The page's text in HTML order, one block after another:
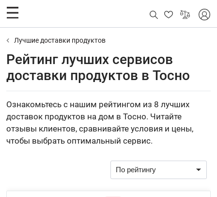
Лучшие доставки продуктов
Рейтинг лучших сервисов
доставки продуктов в Тосно
Ознакомьтесь с нашим рейтингом из 8 лучших
доставок продуктов на дом в Тосно. Читайте
отзывы клиентов, сравнивайте условия и цены,
чтобы выбрать оптимальный сервис.